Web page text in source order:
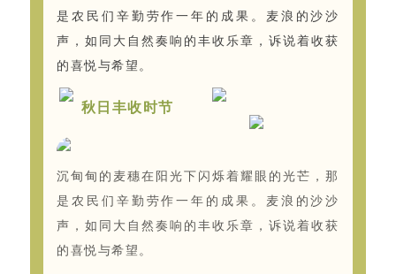
是农民们辛勤劳作一年的成果。麦浪的沙沙
声，如同大自然奏响的丰收乐章，诉说着收获
的喜悦与希望。
秋日丰收时节
沉甸甸的麦穗在阳光下闪烁着耀眼的光芒，那
是农民们辛勤劳作一年的成果。麦浪的沙沙
声，如同大自然奏响的丰收乐章，诉说着收获
的喜悦与希望。